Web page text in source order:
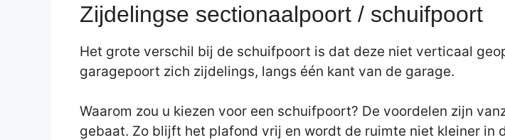
Zijdelingse sectionaalpoort / schuifpoort
Het grote verschil bij de schuifpoort is dat deze niet verticaal
garagepoort zich zijdelings, langs één kant van de garage.
Waarom zou u kiezen voor een schuifpoort? De voordelen zijn
gebaat. Zo blijft het plafond vrij en wordt de ruimte niet kleiner in